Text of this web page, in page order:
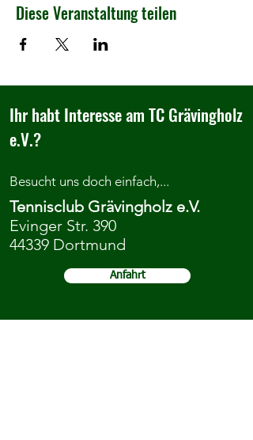
Diese Veranstaltung teilen
Ihr habt Interesse am TC Grävingholz
e.V.?
Besucht uns doch einfach,...
Tennisclub Grävingholz e.V.
Evinger Str. 390
44339 Dortmund
Anfahrt